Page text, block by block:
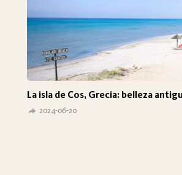
La isla de Cos, Grecia: belleza
2024-06-20